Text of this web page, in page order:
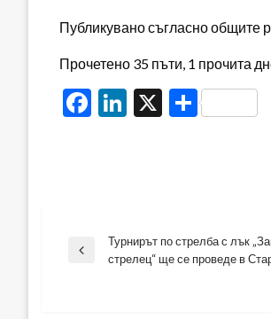
Публикувано съгласно
Прочетено 35 пъти, 1 прочита
Facebook
LinkedIn
X Share
Навигация
Previous
Турнирът по стрелба с лък
стрелец“ ще се проведе в